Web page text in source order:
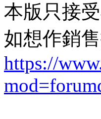
本版只接
如想作銷
https://